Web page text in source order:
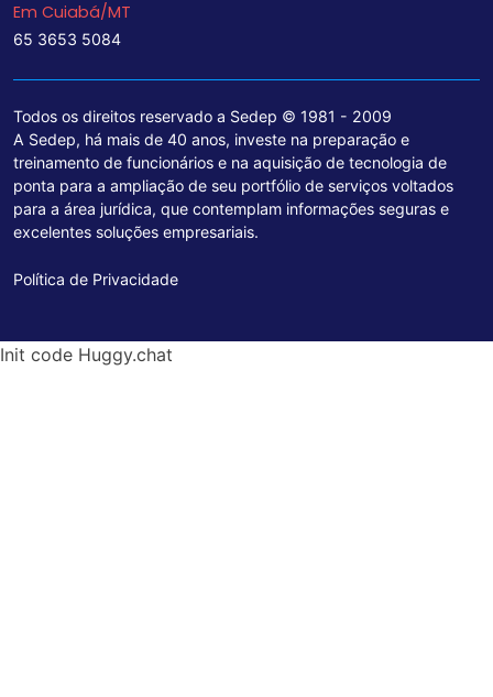
Em Cuiabá/MT
65 3653 5084
Todos os direitos reservado a Sedep © 1981 - 2009
A Sedep, há mais de 40 anos, investe na preparação e
treinamento de funcionários e na aquisição de tecnologia de
ponta para a ampliação de seu portfólio de serviços voltados
para a área jurídica, que contemplam informações seguras e
excelentes soluções empresariais.
Política de Privacidade
Init code Huggy.chat